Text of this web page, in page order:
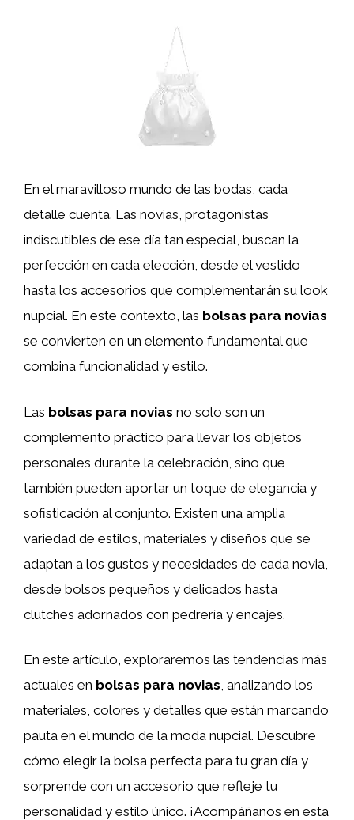
En el maravilloso mundo de las bodas, cada
detalle cuenta. Las novias, protagonistas
indiscutibles de ese día tan especial, buscan la
perfección en cada elección, desde el vestido
hasta los accesorios que complementarán su look
nupcial. En este contexto, las bolsas para novias
se convierten en un elemento fundamental que
combina funcionalidad y estilo.
Las bolsas para novias no solo son un
complemento práctico para llevar los objetos
personales durante la celebración, sino que
también pueden aportar un toque de elegancia y
sofisticación al conjunto. Existen una amplia
variedad de estilos, materiales y diseños que se
adaptan a los gustos y necesidades de cada novia,
desde bolsos pequeños y delicados hasta
clutches adornados con pedrería y encajes.
En este artículo, exploraremos las tendencias más
actuales en bolsas para novias, analizando los
materiales, colores y detalles que están marcando
pauta en el mundo de la moda nupcial. Descubre
cómo elegir la bolsa perfecta para tu gran día y
sorprende con un accesorio que refleje tu
personalidad y estilo único. ¡Acompáñanos en esta